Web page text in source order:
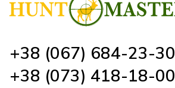
+38 (067) 684-23-30
+38 (073) 418-18-00